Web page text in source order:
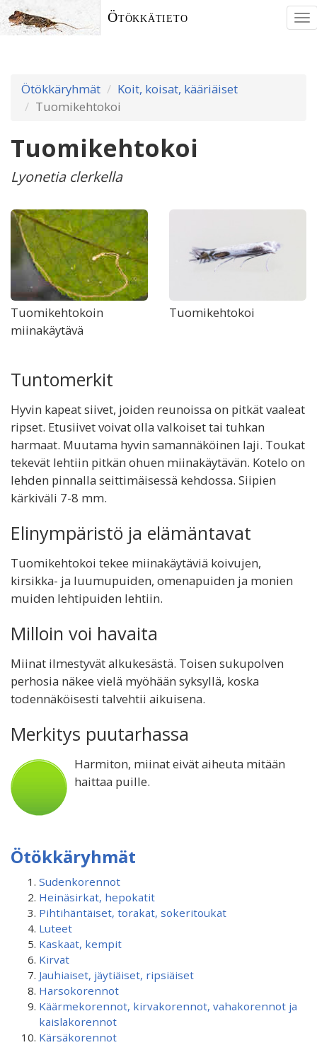
Ötökkätieto
Ötökkäryhmät
Koit, koisat, kääriäiset
Tuomikehtokoi
Tuomikehtokoi
Lyonetia clerkella
Tuomikehtokoin
miinakäytävä
Tuomikehtokoi
Tuntomerkit
Hyvin kapeat siivet, joiden reunoissa on pitkät vaaleat
ripset. Etusiivet voivat olla valkoiset tai tuhkan
harmaat. Muutama hyvin samannäköinen laji. Toukat
tekevät lehtiin pitkän ohuen miinakäytävän. Kotelo on
lehden pinnalla seittimäisessä kehdossa. Siipien
kärkiväli 7-8 mm.
Elinympäristö ja elämäntavat
Tuomikehtokoi tekee miinakäytäviä koivujen,
kirsikka- ja luumupuiden, omenapuiden ja monien
muiden lehtipuiden lehtiin.
Milloin voi havaita
Miinat ilmestyvät alkukesästä. Toisen sukupolven
perhosia näkee vielä myöhään syksyllä, koska
todennäköisesti talvehtii aikuisena.
Merkitys puutarhassa
Harmiton, miinat eivät aiheuta mitään
haittaa puille.
Ötökkäryhmät
Sudenkorennot
Heinäsirkat, hepokatit
Pihtihäntäiset, torakat, sokeritoukat
Luteet
Kaskaat, kempit
Kirvat
Jauhiaiset, jäytiäiset, ripsiäiset
Harsokorennot
Käärmekorennot, kirvakorennot, vahakorennot ja
kaislakorennot
Kärsäkorennot